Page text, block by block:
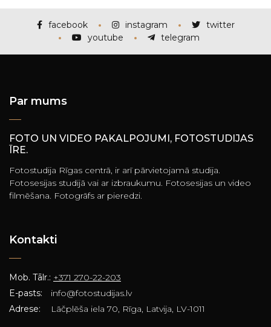
facebook instagram
twitter
youtube
telegram
Par mums
FOTO UN VIDEO PAKALPOJUMI, FOTOSTUDIJAS
ĪRE.
Fotostudija Rīgas centrā, ir arī pārvietojamā studija.
Fotosesijas studijā vai ar izbraukumu. Fotosesijas un video
filmēšana. Fotogrāfs ar pieredzi.
Kontakti
Mob. Tālr.: +371 270-22-203
E-pasts:
info@fotostudijas.lv
Adrese:
Lāčplēša iela 70, Rīga, Latvija, LV-1011